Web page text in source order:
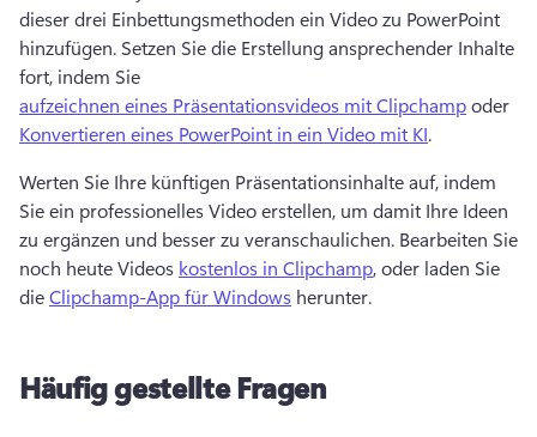
dieser drei Einbettungsmethoden ein Video zu PowerPoint
hinzufügen. Setzen Sie die Erstellung ansprechender Inhalte
fort, indem Sie
aufzeichnen eines Präsentationsvideos mit Clipchamp oder
Konvertieren eines PowerPoint in ein Video mit KI.
Werten Sie Ihre künftigen Präsentationsinhalte auf, indem
Sie ein professionelles Video erstellen, um damit Ihre Ideen
zu ergänzen und besser zu veranschaulichen. Bearbeiten Sie
noch heute Videos kostenlos in Clipchamp, oder laden Sie
die Clipchamp-App für Windows herunter.
Häufig gestellte Fragen